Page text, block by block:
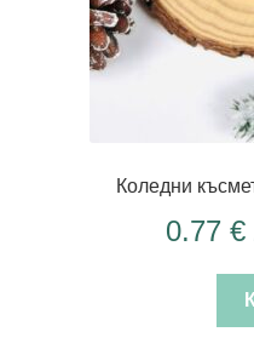
Коледни
0.77 €